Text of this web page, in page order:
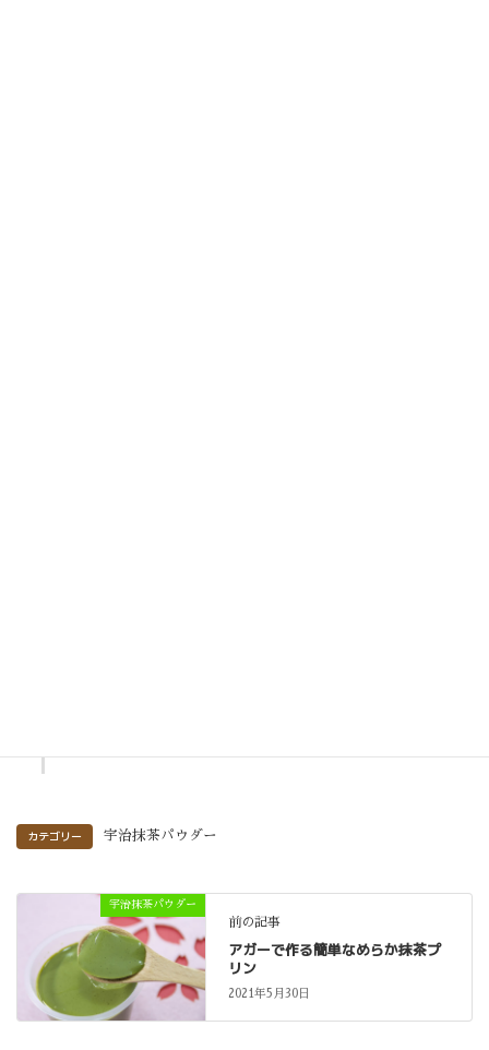
カテゴリー 宇治抹茶パウダー
宇治抹茶パウダー
前の記事
アガーで作る簡単なめらか抹茶プ
リン
2021年5月30日